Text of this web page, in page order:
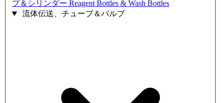
プ＆シリンダー Reagent Bottles & Wash Bottles
流体伝送、チューブ＆バルブ